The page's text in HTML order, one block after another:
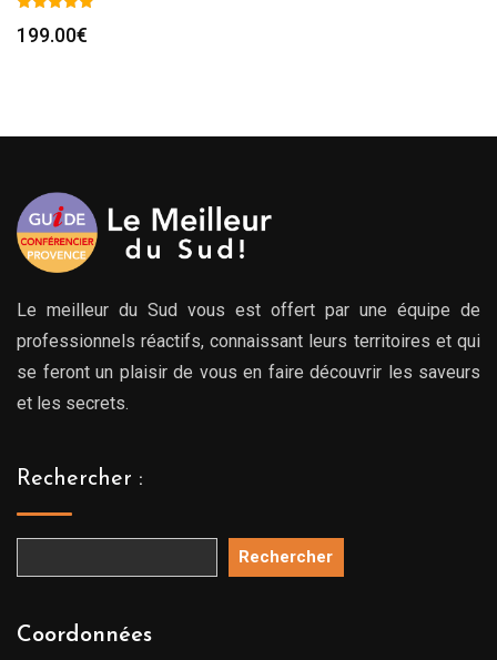
199.00€
Le meilleur du Sud vous est offert par une équipe de
professionnels réactifs, connaissant leurs territoires et qui
se feront un plaisir de vous en faire découvrir les saveurs
et les secrets.
Rechercher :
Rechercher
Coordonnées